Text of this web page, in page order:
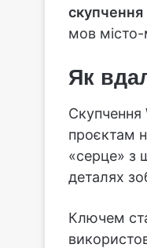
скупчення
мов місто-
Як
Скупчення
проєктам
«серце» з
деталях
Ключем